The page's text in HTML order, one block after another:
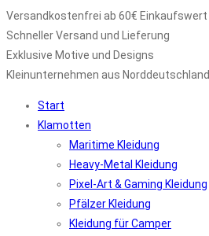
Versandkostenfrei ab 60€ Einkaufswert
Schneller Versand und Lieferung
Exklusive Motive und Designs
Kleinunternehmen aus Norddeutschland
Start
Klamotten
Maritime Kleidung
Heavy-Metal Kleidung
Pixel-Art & Gaming Kleidung
Pfälzer Kleidung
Kleidung für Camper